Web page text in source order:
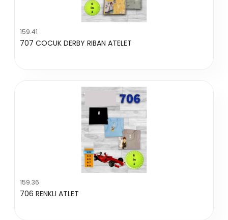
159.41
707 COCUK DERBY RIBAN ATELET
159.36
706 RENKLI ATLET